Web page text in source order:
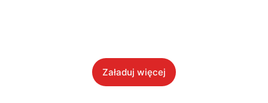
Załaduj więcej